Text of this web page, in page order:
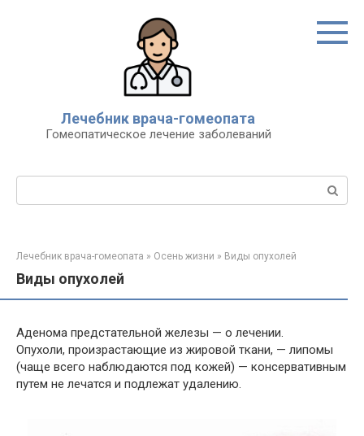
Лечебник врача-гомеопата
Гомеопатическое лечение заболеваний
Поиск:
Лечебник врача-гомеопата » Осень жизни » Виды опухолей
Виды опухолей
Аденома предстательной железы — о лечении.
Опухоли, произрастающие из жировой ткани, — липомы
(чаще всего наблюдаются под кожей) — консервативным
путем не лечатся и подлежат удалению.